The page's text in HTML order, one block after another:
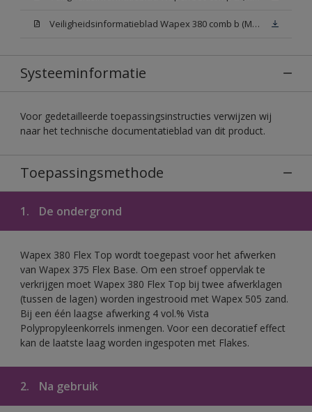
Veiligheidsinformatieblad Wapex 380 comb b (MSDS)
Systeeminformatie
Voor gedetailleerde toepassingsinstructies verwijzen wij
naar het technische documentatieblad van dit product.
Toepassingsmethode
1. De ondergrond
Wapex 380 Flex Top wordt toegepast voor het afwerken
van Wapex 375 Flex Base. Om een stroef oppervlak te
verkrijgen moet Wapex 380 Flex Top bij twee afwerklagen
(tussen de lagen) worden ingestrooid met Wapex 505 zand.
Bij een één laagse afwerking 4 vol.% Vista
Polypropyleenkorrels inmengen. Voor een decoratief effect
kan de laatste laag worden ingespoten met Flakes.
2. Na gebruik